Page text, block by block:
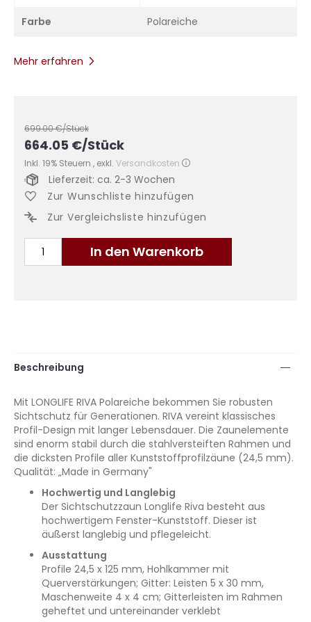
Farbe Polareiche
Mehr erfahren
699.00€/Stück
664.05 €/Stück
Inkl. 19% Steuern , exkl. Versandkosten
In den Warenkorb
Lieferzeit: ca. 2-3 Wochen
Zur Wunschliste hinzufügen
Zur Vergleichsliste hinzufügen
Beschreibung
Mit LONGLIFE RIVA Polareiche bekommen Sie robusten
Sichtschutz für Generationen. RIVA vereint klassisches
Profil-Design mit langer Lebensdauer. Die Zaunelemente
sind enorm stabil durch die stahlversteiften Rahmen und
die dicksten Profile aller Kunststoffprofilzäune (24,5 mm).
Qualität: „Made in Germany"
Hochwertig und Langlebig
Der Sichtschutzzaun Longlife Riva besteht aus
hochwertigem Fenster-Kunststoff. Dieser ist
äußerst langlebig und pflegeleicht.
Ausstattung
Profile 24,5 x 125 mm, Hohlkammer mit
Querverstärkungen; Gitter: Leisten 5 x 30 mm,
Maschenweite 4 x 4 cm; Gitterleisten im Rahmen
geheftet und untereinander verklebt